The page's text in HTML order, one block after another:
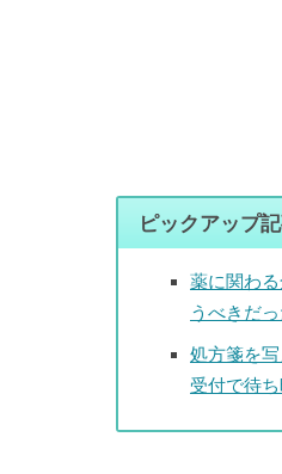
ピックアップ
薬に関わ
うべきだ
処方箋を
受付で待